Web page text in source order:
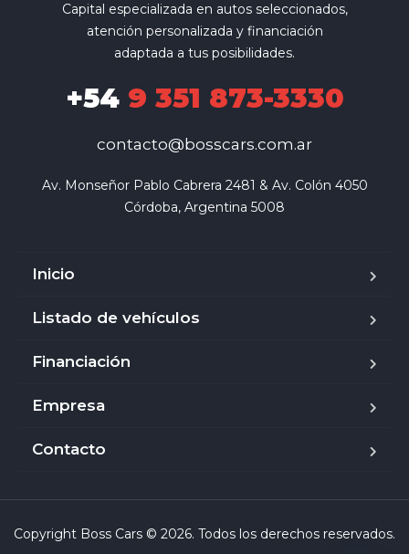
Capital especializada en autos seleccionados,
atención personalizada y financiación
adaptada a tus posibilidades.
+549 351 873-3330
contacto@bosscars.com.ar
Av. Monseñor Pablo Cabrera 2481 & Av. Colón 4050
Córdoba, Argentina 5008
Inicio
Listado de vehículos
Financiación
Empresa
Contacto
Copyright Boss Cars © 2026. Todos los derechos reservados.